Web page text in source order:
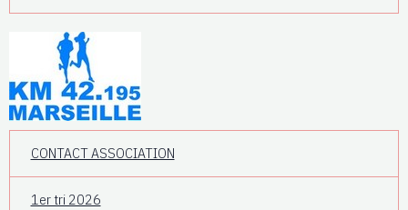
CONTACT ASSOCIATION
1er tri 2026